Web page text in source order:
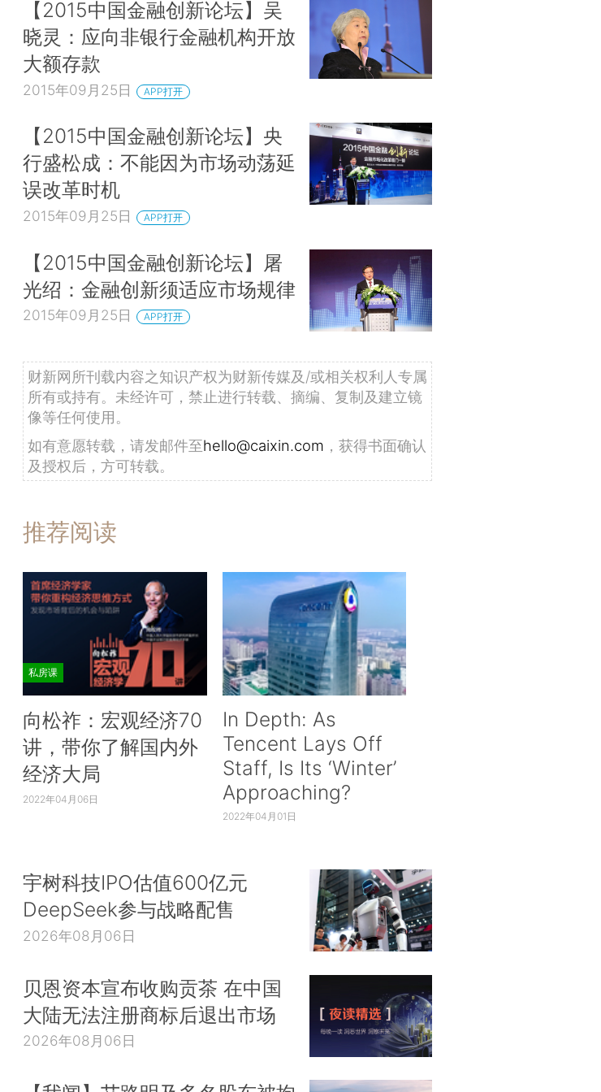
【2015中国金融创新论坛】吴
晓灵：应向非银行金融机构开放
大额存款
2015年09月25日 APP打开
【2015中国金融创新论坛】央
行盛松成：不能因为市场动荡延
误改革时机
2015年09月25日 APP打开
【2015中国金融创新论坛】屠
光绍：金融创新须适应市场规律
2015年09月25日 APP打开
财新网所刊载内容之知识产权为财新传媒及/或相关权利人专属
所有或持有。未经许可，禁止进行转载、摘编、复制及建立镜
像等任何使用。
如有意愿转载，请发邮件至hello@caixin.com ，获得书面确认
及授权后，方可转载。
推荐阅读
私房课
向松祚：宏观经济70
讲，带你了解国内外
经济大局
2022年04月06日
In Depth: As
Tencent Lays Off
Staff, Is Its ‘Winter’
Approaching?
2022年04月01日
宇树科技IPO估值600亿元
DeepSeek参与战略配售
2026年08月06日
贝恩资本宣布收购贡茶 在中国
大陆无法注册商标后退出市场
2026年08月06日